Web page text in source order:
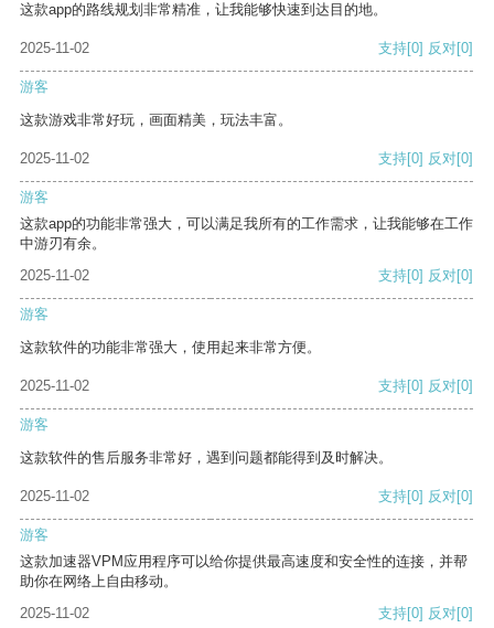
这款app的路线规划非常精准，让我能够快速到达目的地。
2025-11-02 支持[0] 反对[0]
游客
这款游戏非常好玩，画面精美，玩法丰富。
2025-11-02 支持[0] 反对[0]
游客
这款app的功能非常强大，可以满足我所有的工作需求，让我能够在工作
中游刃有余。
2025-11-02
支持[0] 反对[0]
游客
这款软件的功能非常强大，使用起来非常方便。
2025-11-02 支持[0] 反对[0]
游客
这款软件的售后服务非常好，遇到问题都能得到及时解决。
2025-11-02 支持[0] 反对[0]
游客
这款加速器VPM应用程序可以给你提供最高速度和安全性的连接，并帮
助你在网络上自由移动。
2025-11-02
支持[0] 反对[0]